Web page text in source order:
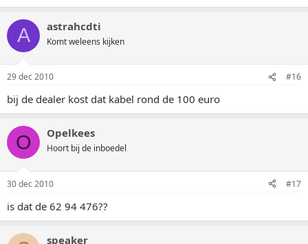
A astrahcdti
Komt weleens kijken
29 dec 2010 #16
bij de dealer kost dat kabel rond de 100 euro
O Opelkees
Hoort bij de inboedel
30 dec 2010 #17
is dat de 62 94 476??
speaker